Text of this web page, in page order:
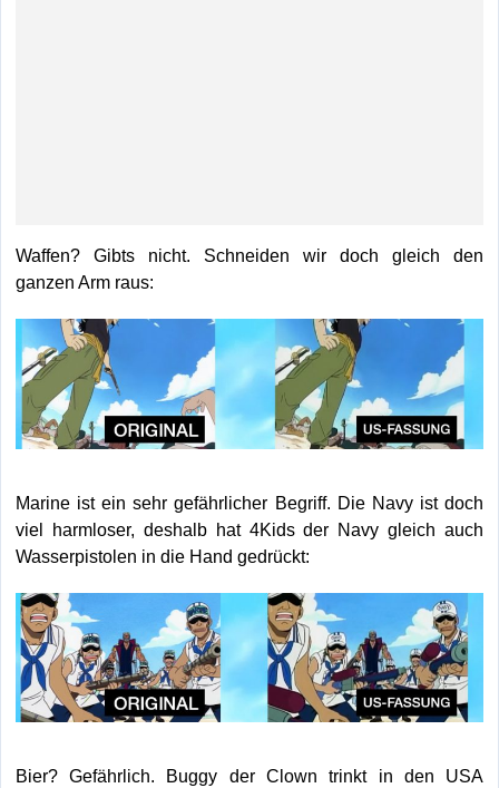
Waffen? Gibts nicht. Schneiden wir doch gleich den
ganzen Arm raus:
Marine ist ein sehr gefährlicher Begriff. Die Navy ist doch
viel harmloser, deshalb hat 4Kids der Navy gleich auch
Wasserpistolen in die Hand gedrückt:
Bier? Gefährlich. Buggy der Clown trinkt in den USA